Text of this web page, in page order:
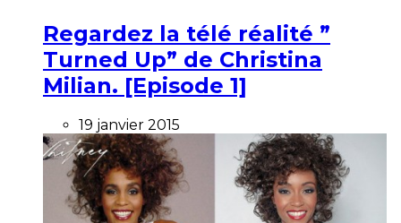
Regardez la télé réalité ”
Turned Up” de Christina
Milian. [Episode 1]
19 janvier 2015